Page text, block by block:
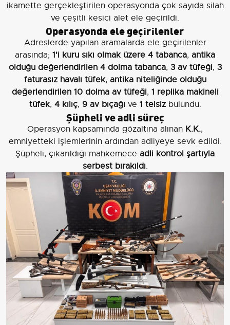
ikamette gerçekleştirilen operasyonda çok sayıda silah
ve çeşitli kesici alet ele geçirildi.
Operasyonda ele geçirilenler
Adreslerde yapılan aramalarda ele geçirilenler
arasında; 1'i kuru sıkı olmak üzere 4 tabanca, antika
olduğu değerlendirilen 4 dolma tabanca, 3 av tüfeği, 3
faturasız havalı tüfek, antika niteliğinde olduğu
değerlendirilen 10 dolma av tüfeği, 1 replika makineli
tüfek, 4 kılıç, 9 av bıçağı ve 1 telsizbulundu.
Şüpheli ve adli süreç
Operasyon kapsamında gözaltına alınan K.K.,
emniyetteki işlemlerinin ardından adliyeye sevk edildi.
Şüpheli, çıkarıldığı mahkemece adli kontrol şartıyla
serbest bırakıldı.